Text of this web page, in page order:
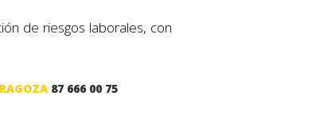
de riesgos laborales, con
87 666 00 75